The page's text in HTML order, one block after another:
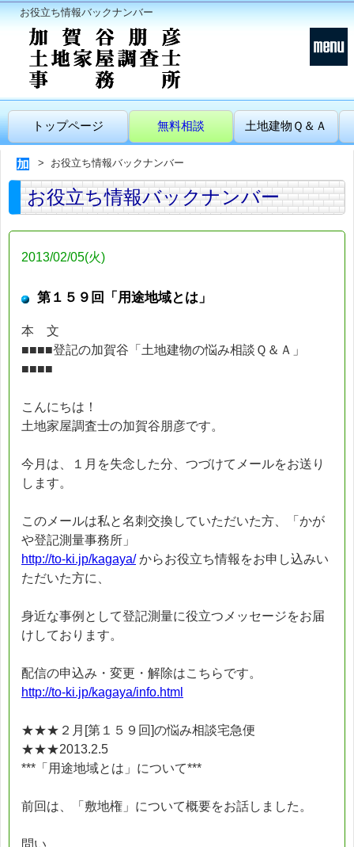
お役立ち情報バックナンバー
トップページ 無料相談 土地建物Ｑ＆Ａ
お役立ち情報バックナンバー
お役立ち情報バックナンバー
2013/02/05(火)
第１５９回「用途地域とは」
本 文
■■■■登記の加賀谷「土地建物の悩み相談Ｑ＆Ａ」
■■■■
こんにちは！
土地家屋調査士の加賀谷朋彦です。
今月は、１月を失念した分、つづけてメールをお送り
します。
このメールは私と名刺交換していただいた方、「かが
や登記測量事務所」
http://to-ki.jp/kagaya/からお役立ち情報をお申し込みい
ただいた方に、
身近な事例として登記測量に役立つメッセージをお届
けしております。
配信の申込み・変更・解除はこちらです。
http://to-ki.jp/kagaya/info.html
★★★２月[第１５９回]の悩み相談宅急便
★★★2013.2.5
***「用途地域とは」について***
前回は、「敷地権」について概要をお話しました。